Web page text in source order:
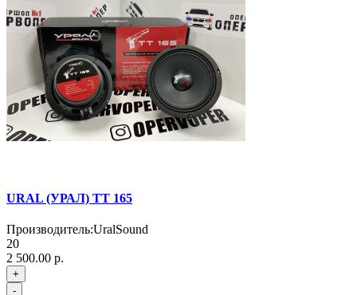
URAL (УРАЛ) TT 165
Производитель:UralSound
20
2 500.00 р.
+
-